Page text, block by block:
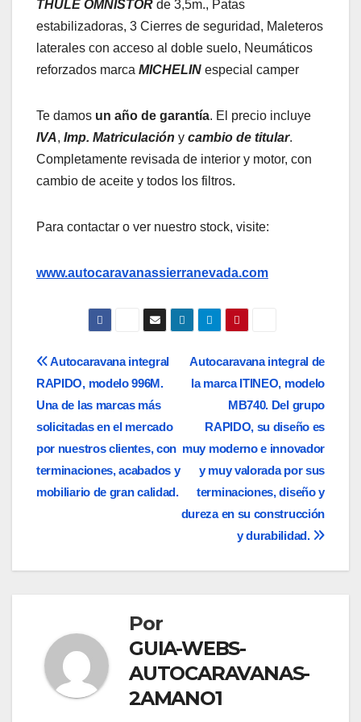
THULE OMNISTOR de 3,5m., Patas
estabilizadoras, 3 Cierres de seguridad, Maleteros
laterales con acceso al doble suelo, Neumáticos
reforzados marca MICHELIN especial camper
Te damos un año de garantía. El precio incluye
IVA, Imp. Matriculación y cambio de titular.
Completamente revisada de interior y motor, con
cambio de aceite y todos los filtros.
Para contactar o ver nuestro stock, visite:
www.autocaravanassierranevada.com
Navegación
de
entradas
Autocaravana integral de
la marca ITINEO, modelo
MB740. Del grupo
RAPIDO, su diseño es
muy moderno e innovador
y muy valorada por sus
terminaciones, diseño y
dureza en su construcción
y durabilidad.
Autocaravana integral
RAPIDO, modelo 996M.
Una de las marcas más
solicitadas en el mercado
por nuestros clientes, con
terminaciones, acabados y
mobiliario de gran calidad.
Por
GUIA-WEBS-
AUTOCARAVANAS-
2AMANO1
ANÁLISIS DE LAS MEJORES AUTOCARAVANAS DE 2025